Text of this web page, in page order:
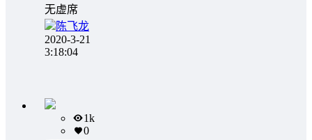
无虚席
陈飞龙
2020-3-21
3:18:04
1k
0